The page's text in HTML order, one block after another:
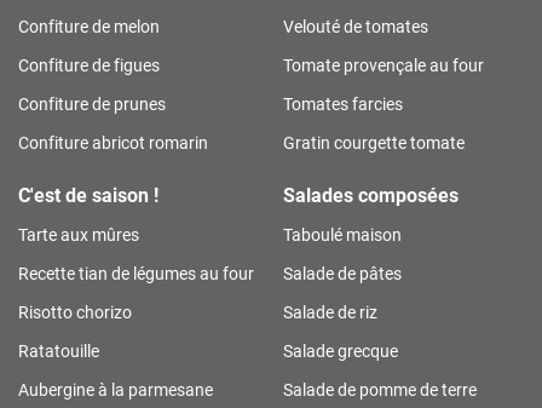
Confiture de melon
Confiture de figues
Confiture de prunes
Confiture abricot romarin
Velouté de tomates
Tomate provençale au four
Tomates farcies
Gratin courgette tomate
C'est de saison !
Tarte aux mûres
Recette tian de légumes au four
Risotto chorizo
Ratatouille
Aubergine à la parmesane
Salades composées
Taboulé maison
Salade de pâtes
Salade de riz
Salade grecque
Salade de pomme de terre